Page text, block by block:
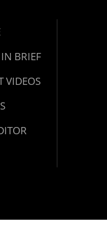
BRIEF
VIDEOS